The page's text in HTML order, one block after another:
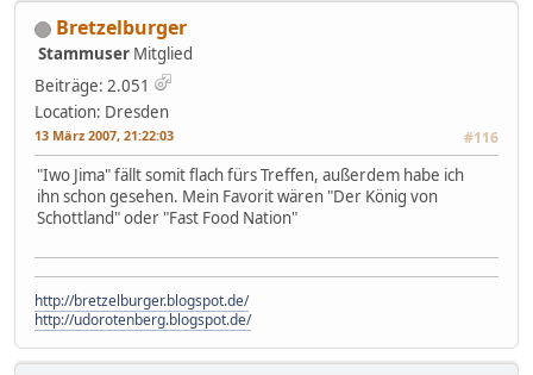
Bretzelburger
Stammuser Mitglied
Beiträge: 2.051
Location: Dresden
13 März 2007, 21:22:03 #116
"Iwo Jima" fällt somit flach fürs Treffen, außerdem habe ich
ihn schon gesehen. Mein Favorit wären "Der König von
Schottland" oder "Fast Food Nation"
http://bretzelburger.blogspot.de/
http://udorotenberg.blogspot.de/